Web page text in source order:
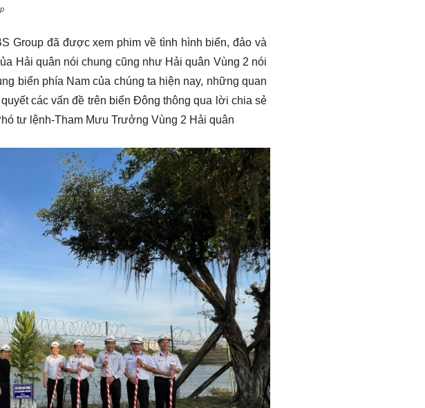
Group đã được xem phim về tình hình biển, đảo và
Hải quân nói chung cũng như Hải quân Vùng 2 nói
biển phía Nam của chúng ta hiện nay, những quan
các vấn đề trên biển Đông thông qua lời chia sẻ
tư lệnh-Tham Mưu Trưởng Vùng 2 Hải quân